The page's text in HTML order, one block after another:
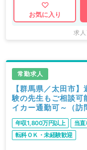
お気に入り
求
常勤求人
【群馬県／太田市
験の先生もご相談可
イカー通勤可～（訪
年収1,800万円以上 当直
転科ＯＫ・未経験歓迎